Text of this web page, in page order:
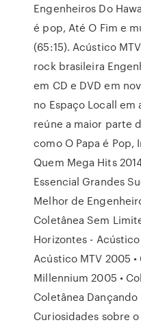
Engenheiros Do
é pop, Até O Fim e
(65:15). Acústico
rock brasileira
em CD e DVD em
no Espaço Locall
reúne a maior parte
como O Papa é Pop,
Quem Mega Hits
Essencial Grandes
Melhor de
Coletânea Sem
Horizontes -
Acústico MTV 2005
Millennium 2005 •
Coletânea
Curiosidades sobre